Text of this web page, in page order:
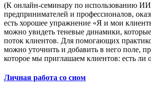
(К онлайн-семинару по использованию
предпринимателей и профессионалов,
есть хорошее упражнение «Я и мои
можно увидеть теневые динамики,
поток клиентов. Для помогающих
можно уточнить и добавить в него поле,
которое мы приглашаем клиентов: есть
Личная работа со сном